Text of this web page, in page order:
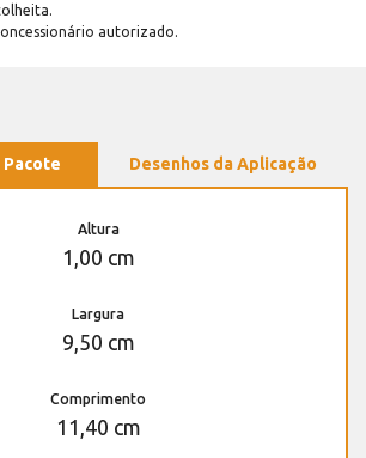
autorizado.
Pacote Desenhos da Aplicação
Altura
1,00 cm
Largura
9,50 cm
Comprimento
11,40 cm